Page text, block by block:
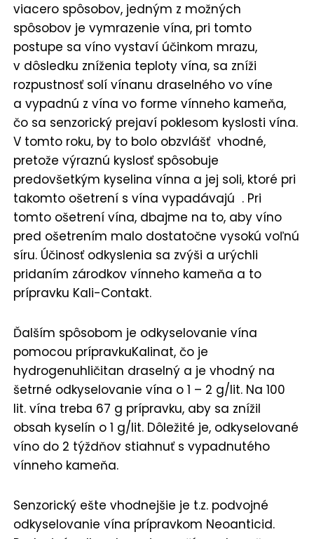
viacero spôsobov, jedným z možných
spôsobov je vymrazenie vína, pri tomto
postupe sa víno vystaví účinkom mrazu,
v dôsledku zníženia teploty vína, sa zníži
rozpustnosť solí vínanu draselného vo víne
a vypadnú z vína vo forme vínneho kameňa,
čo sa senzorický prejaví poklesom kyslosti vína.
V tomto roku, by to bolo obzvlášť vhodné,
pretože výraznú kyslosť spôsobuje
predovšetkým kyselina vínna a jej soli, ktoré pri
takomto ošetrení s vína vypadávajú . Pri
tomto ošetrení vína, dbajme na to, aby víno
pred ošetrením malo dostatočne vysokú voľnú
síru. Účinosť odkyslenia sa zvýši a urýchli
pridaním zárodkov vínneho kameňa a to
prípravku Kali-Contakt.
Ďalším spôsobom je odkyselovanie vína
pomocou prípravkuKalinat, čo je
hydrogenuhličitan draselný a je vhodný na
šetrné odkyselovanie vína o 1 – 2 g/lit. Na 100
lit. vína treba 67 g prípravku, aby sa znížil
obsah kyselín o 1 g/lit. Dôležité je, odkyselované
víno do 2 týždňov stiahnuť s vypadnutého
vínneho kameňa.
Senzorický ešte vhodnejšie je t.z. podvojné
odkyselovanie vína prípravkom Neoanticid.